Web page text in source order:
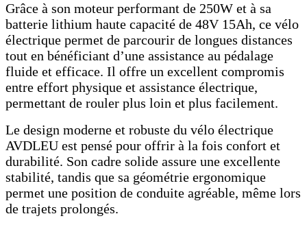
Grâce à son moteur performant de 250W et à sa
batterie lithium haute capacité de 48V 15Ah, ce vélo
électrique permet de parcourir de longues distances
tout en bénéficiant d’une assistance au pédalage
fluide et efficace. Il offre un excellent compromis
entre effort physique et assistance électrique,
permettant de rouler plus loin et plus facilement.
Le design moderne et robuste du vélo électrique
AVDLEU est pensé pour offrir à la fois confort et
durabilité. Son cadre solide assure une excellente
stabilité, tandis que sa géométrie ergonomique
permet une position de conduite agréable, même lors
de trajets prolongés.